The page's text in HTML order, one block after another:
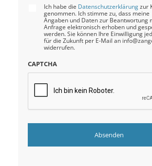
Ich habe die Datenschutzerklärungzur
genommen. Ich stimme zu, dass meine
Angaben und Daten zur Beantwortung
Anfrage elektronisch erhoben und
werden. Sie können Ihre Einwilligung
für die Zukunft per E-Mail an
widerrufen.
CAPTCHA